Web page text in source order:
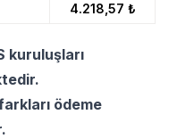
4.218,57 ₺
kuruluşları
ödeme